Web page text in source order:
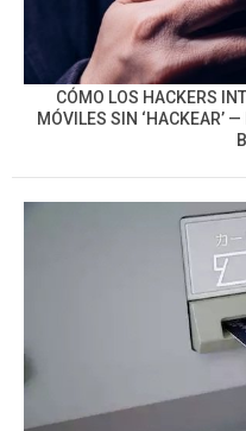
CÓMO LOS HACKERS
MÓVILES SIN ‘HACKEAR’